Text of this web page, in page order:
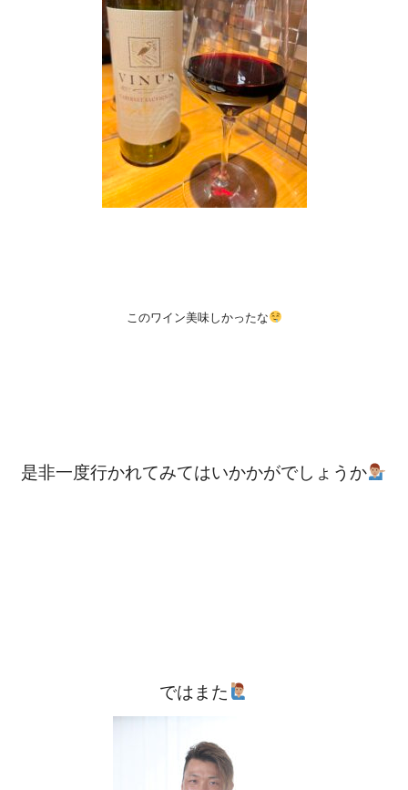
このワイン美味しかったな
是非一度行かれてみてはいかかがでしょうか‍‍‍
ではまた‍‍‍